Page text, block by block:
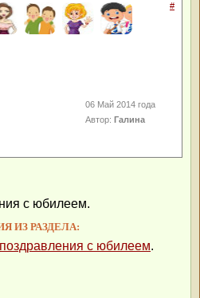
#
06 Май 2014 года
Автор:Галина
с юбилеем.
ИЗ РАЗДЕЛА:
поздравления с юбилеем.